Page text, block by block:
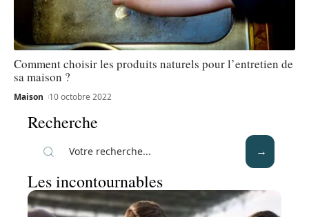
Comment choisir les produits naturels pour l’entretien de
sa maison ?
Maison 10 octobre 2022
Recherche
Les incontournables